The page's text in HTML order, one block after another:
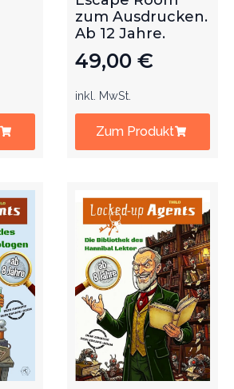
zum Ausdrucken.
Ab 12 Jahre.
49,00 €
inkl. MwSt.
Zum Produkt